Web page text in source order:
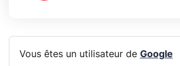
Vous êtes un utilisateur de Google